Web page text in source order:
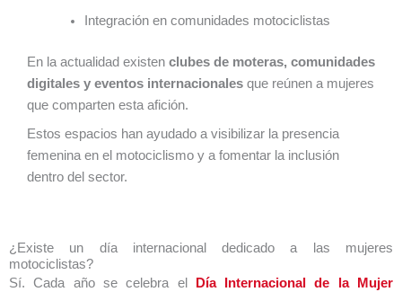
Integración en comunidades motociclistas
En la actualidad existen clubes de moteras, comunidades
digitales y eventos internacionales que reúnen a mujeres
que comparten esta afición.
Estos espacios han ayudado a visibilizar la presencia
femenina en el motociclismo y a fomentar la inclusión
dentro del sector.
¿Existe un día internacional dedicado a las mujeres
motociclistas?
Sí. Cada año se celebra el
Día Internacional de la Mujer